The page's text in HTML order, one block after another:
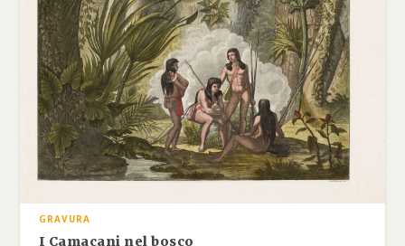
GRAVURA
I Camacani nel bosco